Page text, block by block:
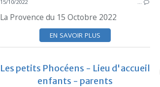
15/10/2022 …
La Provence du 15 Octobre 2022
EN SAVOIR PLUS
Les petits Phocéens - Lieu d'accueil
enfants - parents